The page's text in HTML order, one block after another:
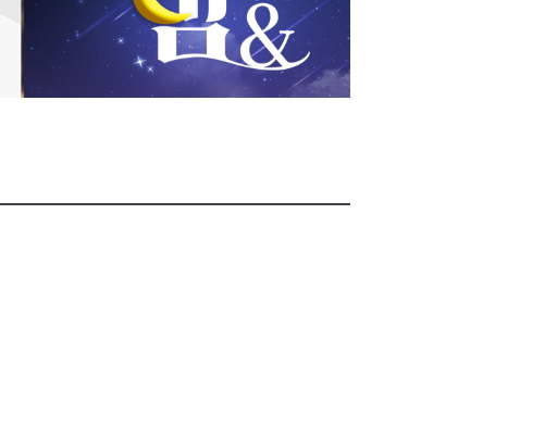
2026년 08월 08일(토)
2026년 08월 08일(토)
2026년 08월 08일(토)